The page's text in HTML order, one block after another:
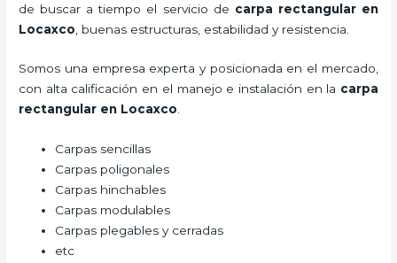
de buscar a tiempo el servicio de carpa rectangularen
Locaxco , buenas estructuras, estabilidad y resistencia.
Somos una empresa experta y posicionada en el mercado,
con alta calificación en el manejo e instalación en la carpa
rectangular en Locaxco.
Carpas sencillas
Carpas poligonales
Carpas hinchables
Carpas modulables
Carpas plegables y cerradas
etc